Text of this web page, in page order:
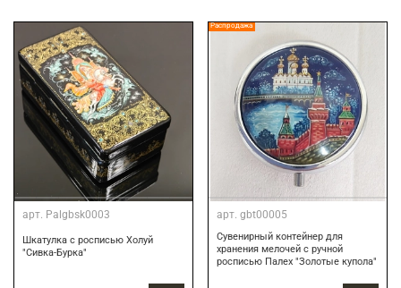
арт. Palgbsk0003
Шкатулка с росписью Холуй
"Сивка-Бурка"
Распродажа
арт. gbt00005
Сувенирный контейнер для
хранения мелочей с ручной
росписью Палех "Золотые купола"